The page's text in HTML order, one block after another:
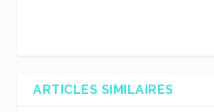
ARTICLES SIMILAIRES